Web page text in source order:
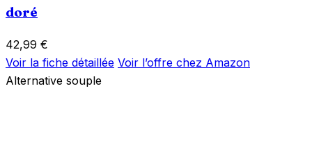
doré
42,99 €
Voir la fiche détaillée Voir l’offre chez Amazon
Alternative souple